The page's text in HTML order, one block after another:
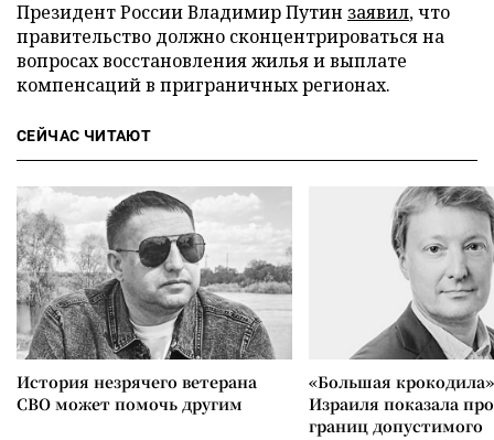
Президент России Владимир Путин заявил, что
правительство должно сконцентрироваться на
вопросах восстановления жилья и выплате
компенсаций в приграничных регионах.
СЕЙЧАС ЧИТАЮТ
История незрячего ветерана
СВО может помочь другим
«Большая
Израиля показала
границ допустимого